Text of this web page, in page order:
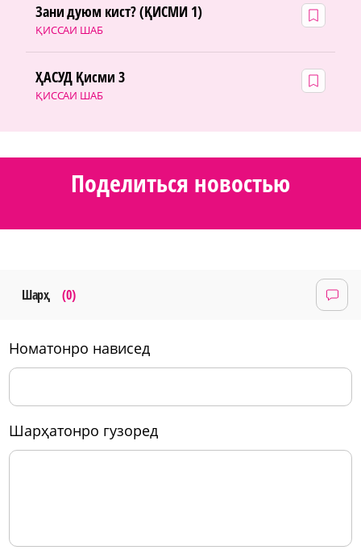
ҚИССАИ ШАБ
Зани дуюм кист? (ҚИСМИ 1)
ҚИССАИ ШАБ
ҲАСУД Қисми 3
Поделиться новостью
Шарҳ (0)
номатонро нависед
шарҳатонро гузоред